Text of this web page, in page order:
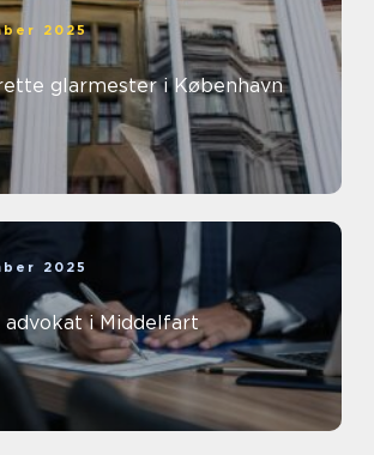
2025
glarmester i København
2025
advokat i Middelfart